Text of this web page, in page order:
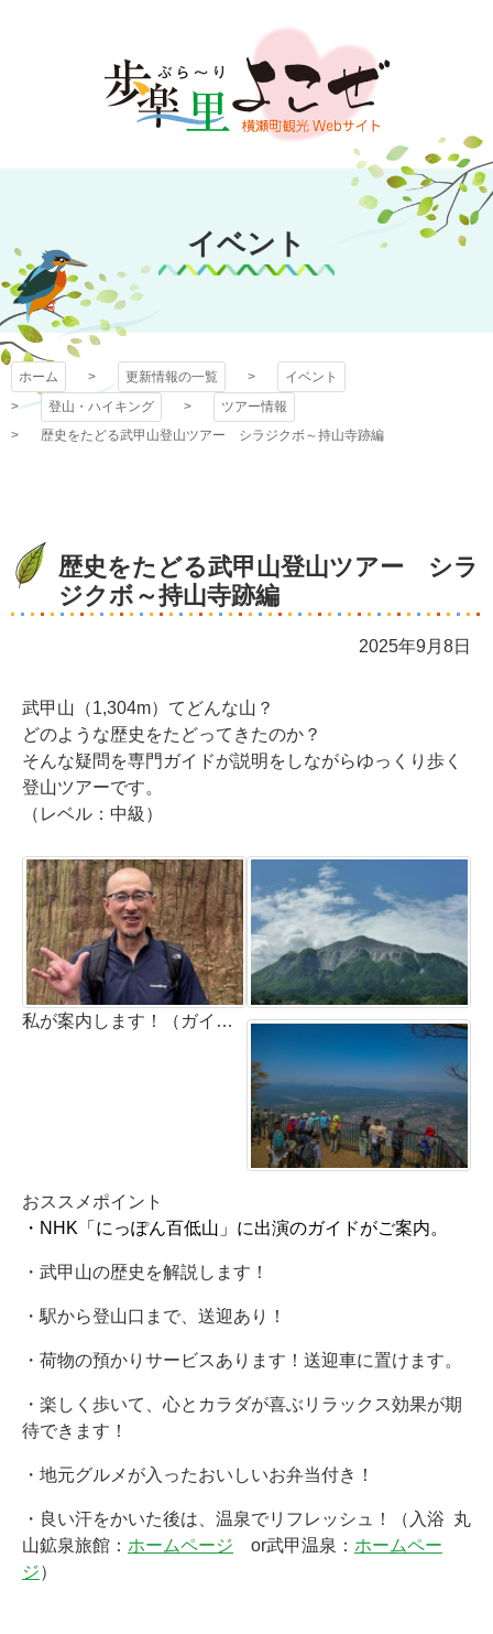
文
キ
プ
歩楽～里（ぶら～
り）よこぜ
イベント
ホーム 更新情報の一覧
イベント
登山・ハイキング
ツアー情報
歴史をたどる武甲山登山ツアー シラジクボ～持山寺跡編
歴史をたどる武甲山登山ツアー シラ
ジクボ～持山寺跡編
2025年9月8日
武甲山（1,304m）てどんな山？
どのような歴史をたどってきたのか？
そんな疑問を専門ガイドが説明をしながらゆっくり歩く
登山ツアーです。
（レベル：中級）
私が案内します！（ガイド：大野洋）
おススメポイント
・NHK「にっぽん百低山」に出演のガイドがご案内。
・武甲山の歴史を解説します！
・駅から登山口まで、送迎あり！
・荷物の預かりサービスあります！送迎車に置けます。
・楽しく歩いて、心とカラダが喜ぶリラックス効果が期
待できます！
・地元グルメが入ったおいしいお弁当付き！
・良い汗をかいた後は、温泉でリフレッシュ！（入浴 丸
山鉱泉旅館： ホームページ or武甲温泉： ホームペー
ジ）